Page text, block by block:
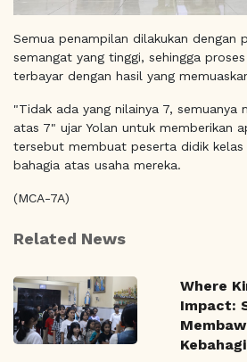
Semua penampilan dilakukan dengan
semangat yang tinggi, sehingga
terbayar dengan hasil yang
"Tidak ada yang nilainya 7, semuanya
atas 7" ujar Yolan untuk memberikan
tersebut membuat peserta didik kelas
bahagia atas usaha mereka.
(MCA-7A)
Related News
Where
Impact: